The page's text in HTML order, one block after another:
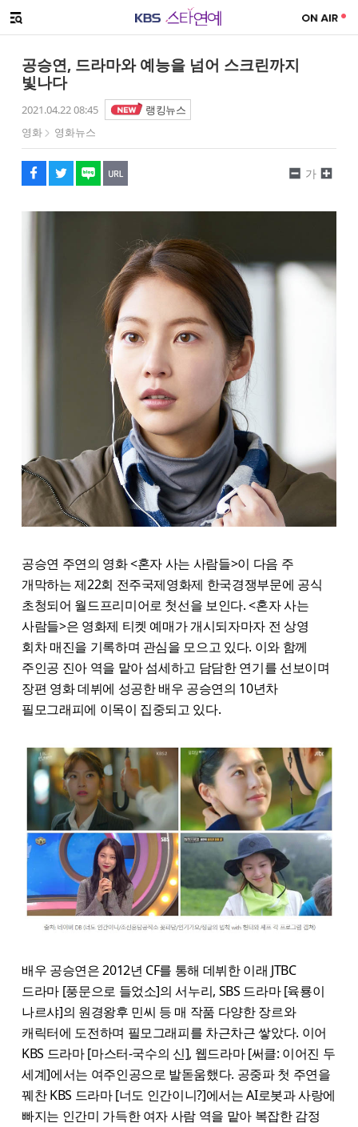
메뉴 열기
공승연, 드라마와 예능을 넘어 스크린까지
빛나다
2021.04.22 08:45
랭킹뉴스
영화
영화뉴스
페이스북
트위터
네이버
URL복사
글씨 작게보기
가
글씨 크게보기
공승연 주연의 영화 <혼자 사는 사람들>이 다음 주
개막하는 제22회 전주국제영화제 한국경쟁부문에 공식
초청되어 월드프리미어로 첫선을 보인다. <혼자 사는
사람들>은 영화제 티켓 예매가 개시되자마자 전 상영
회차 매진을 기록하며 관심을 모으고 있다. 이와 함께
주인공 진아 역을 맡아 섬세하고 담담한 연기를 선보이며
장편 영화 데뷔에 성공한 배우 공승연의 10년차
필모그래피에 이목이 집중되고 있다.
배우 공승연은 2012년 CF를 통해 데뷔한 이래 JTBC
드라마 [풍문으로 들었소]의 서누리, SBS 드라마 [육룡이
나르샤]의 원경왕후 민씨 등 매 작품 다양한 장르와
캐릭터에 도전하며 필모그래피를 차근차근 쌓았다. 이어
KBS 드라마 [마스터-국수의 신], 웹드라마 [써클: 이어진 두
세계]에서는 여주인공으로 발돋움했다. 공중파 첫 주연을
꿰찬 KBS 드라마 [너도 인간이니?]에서는 AI로봇과 사랑에
빠지는 인간미 가득한 여자 사람 역을 맡아 복잡한 감정
해시태그